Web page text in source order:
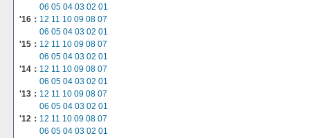
06 05 04 03 02 01
'16： 12 11 10 09 08 07
06 05 04 03 02 01
'15： 12 11 10 09 08 07
06 05 04 03 02 01
'14： 12 11 10 09 08 07
06 05 04 03 02 01
'13： 12 11 10 09 08 07
06 05 04 03 02 01
'12： 12 11 10 09 08 07
06 05 04 03 02 01